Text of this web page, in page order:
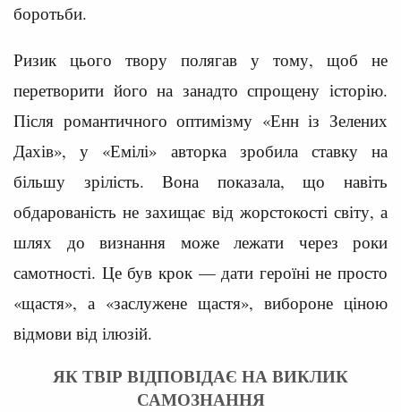
боротьби.
Ризик цього твору полягав у тому, щоб не
перетворити його на занадто спрощену історію.
Після романтичного оптимізму «Енн із Зелених
Дахів», у «Емілі» авторка зробила ставку на
більшу зрілість. Вона показала, що навіть
обдарованість не захищає від жорстокості світу, а
шлях до визнання може лежати через роки
самотності. Це був крок — дати героїні не просто
«щастя», а «заслужене щастя», вибороне ціною
відмови від ілюзій.
ЯК ТВІР ВІДПОВІДАЄ НА ВИКЛИК
САМОЗНАННЯ